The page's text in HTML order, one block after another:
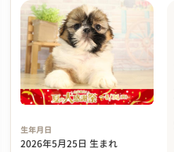
生年月日
2026年5月25日 生まれ